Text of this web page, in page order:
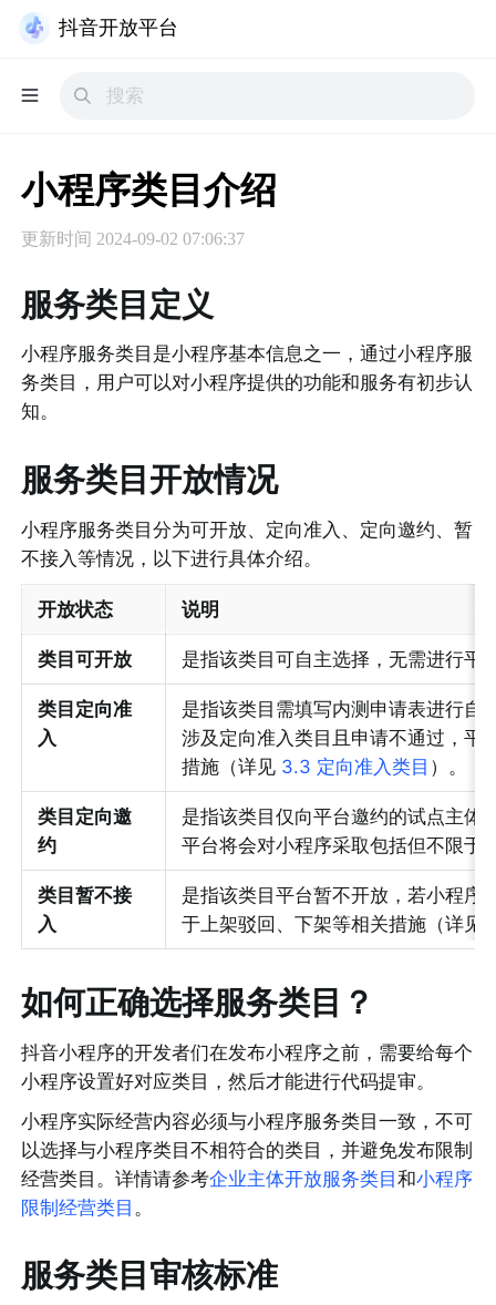
抖音开放平台
小程序类目介绍
更新时间 2024-09-02 07:06:37
服务类目定义
小程序服务类目是小程序基本信息之一，通过小程序服
务类目，用户可以对小程序提供的功能和服务有初步认
知。
服务类目开放情况
小程序服务类目分为可开放、定向准入、定向邀约、暂
不接入等情况，以下进行具体介绍。
开放状态 说明
类目可开放 是指该类目可自主选择，无需进行平
类目定向准
入
是指该类目需填写内测申请表进行自
涉及定向准入类目且申请不通过，平
措施（详见 3.3 定向准入类目 ）。
类目定向邀
约
是指该类目仅向平台邀约的试点主体
平台将会对小程序采取包括但不限
类目暂不接
入
是指该类目平台暂不开放，若小程序
于上架驳回、下架等相关措施（详见
如何正确选择服务类目？
抖音小程序的开发者们在发布小程序之前，需要给每个
小程序设置好对应类目，然后才能进行代码提审。
小程序实际经营内容必须与小程序服务类目一致，不可
以选择与小程序类目不相符合的类目，并避免发布限制
经营类目。详情请参考企业主体开放服务类目和小程序
限制经营类目 。
服务类目审核标准